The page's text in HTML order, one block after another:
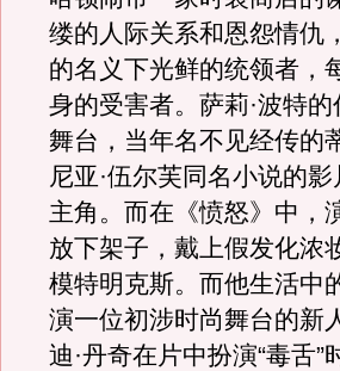
缕的人际关系和恩怨情仇
的名义下光鲜的统领者，
身的受害者。萨莉·波特
舞台，当年名不见经传的
尼亚·伍尔芙同名小说的
主角。而在《愤怒》中，
放下架子，戴上假发化浓
模特明克斯。而他生活中
演一位初涉时尚舞台的新
迪·丹奇在片中扮演“毒舌